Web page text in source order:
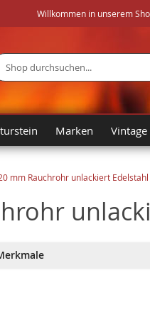
Willkommen in unserem
Marken Vintage
mm Rauchrohr unlackiert